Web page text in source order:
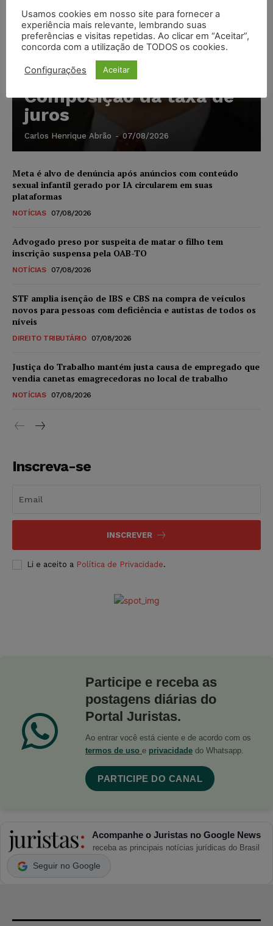
Composição da taxa de
juros
Carlos Henrique Abrão - 07/08/2026
Meta é alvo de denúncia após anúncios com conteúdo
sexual infantil gerado por IA circularem em suas
plataformas
NOTÍCIAS 07/08/2026
Advogado preso por suspeita de matar o filho tem
inscrição suspensa pela OAB-TO
NOTÍCIAS 07/08/2026
STF amplia isenção de IBS e CBS na compra de veículos
novos para pessoas com deficiência e autistas de todos os
níveis
DIREITO TRIBUTÁRIO 07/08/2026
Justiça do Trabalho mantém justa causa de empregado que
vendia canetas emagrecedoras no local de trabalho
NOTÍCIAS 07/08/2026
Inscreva-se
INSCREVER
Li e aceito a Política de Privacidade.
Participe e receba as
postagens diárias do
Portal Juristas.
Ao entrar você está ciente e de acordo com os
termos de uso e privacidade do Whatsapp.
PARTICIPE DO CANAL
Acompanhe o Juristas no Google News
receba as principais notícias jurídicas do Brasil
Seguir no Google
Usamos cookies em nosso site para fornecer a
experiência mais relevante, lembrando suas
preferências e visitas repetidas. Ao clicar em “Aceitar”,
concorda com a utilização de TODOS os cookies.
Configurações Aceitar